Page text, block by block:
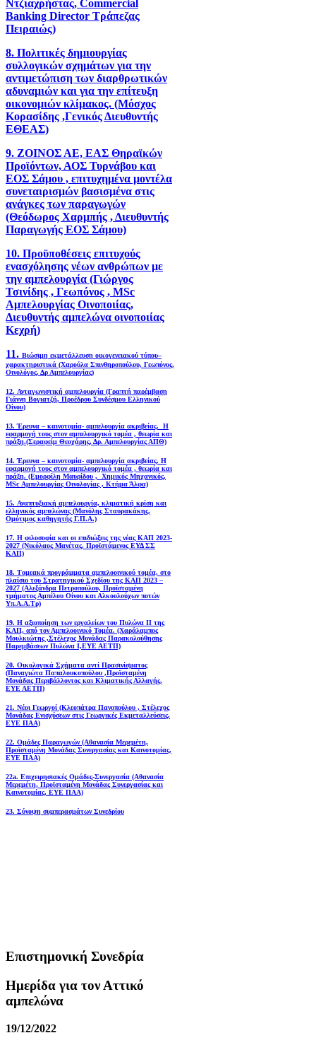
Ντζιαχρήστας, Commercial
Banking Director Τράπεζας
Πειραιώς)
8. Πολιτικές δημιουργίας
συλλογικών σχημάτων για την
αντιμετώπιση των διαρθρωτικών
αδυναμιών και για την επίτευξη
οικονομιών κλίμακος. (Μόσχος
Κορασίδης ,Γενικός Διευθυντής
ΕΘΕΑΣ)
9. ΖΟΙΝΟΣ ΑΕ, ΕΑΣ Θηραϊκών
Προϊόντων, ΑΟΣ Τυρνάβου και
ΕΟΣ Σάμου , επιτυχημένα μοντέλα
συνεταιρισμών βασισμένα στις
ανάγκες των παραγωγών
(Θεόδωρος Χαρμπής , Διευθυντής
Παραγωγής ΕΟΣ Σάμου)
10. Προϋποθέσεις επιτυχούς
ενασχόλησης νέων ανθρώπων με
την αμπελουργία (Γιώργος
Τσινίδης , Γεωπόνος , MSc
Αμπελουργίας Οινοποιίας,
Διευθυντής αμπελώνα οινοποιίας
Κεχρή)
11. Βιώσιμη εκμετάλλευση οικογενειακού τύπου–
χαρακτηριστικά (Χαρούλα Σπινθηροπούλου, Γεωπόνος,
Οινολόγος, Δρ Αμπελουργίας)
12. Ανταγωνιστική αμπελουργία (Γραπτή παρέμβαση
Γιάννη Βογιατζή, Προέδρου Συνδέσμου Ελληνικού
Οίνου)
13. Έρευνα – καινοτομία- αμπελουργία ακριβείας. Η
εφαρμογή τους στον αμπελουργικό τομέα , θεωρία και
πράξη.(Σεραφείμ Θεοχάρης, Δρ. Αμπελουργίας ΑΠΘ)
14. Έρευνα – καινοτομία- αμπελουργία ακριβείας. Η
εφαρμογή τους στον αμπελουργικό τομέα , θεωρία και
πράξη. (Εμορφίλη Μαυρίδου , Χημικός Μηχανικός,
MSc Αμπελουργίας Οινολογίας , Κτήμα Άλφα)
15. Αναπτυξιακή αμπελουργία, κλιματική κρίση και
ελληνικός αμπελώνας (Μανόλης Σταυρακάκης,
Ομότιμος καθηγητής Γ.Π.Α.)
17. Η φιλοσοφία και οι επιδιώξεις της νέας ΚΑΠ 2023-
2027 (Νικόλαος Μανέτας, Προϊστάμενος ΕΥΔ ΣΣ
ΚΑΠ)
18. Tομεακά προγράμματα αμπελοοινικού τομέα, στο
πλαίσιο του Στρατηγικού Σχεδίου της ΚΑΠ 2023 –
2027 (Αλεξάνδρα Πετροπούλου, Προϊσταμένη
τμήματος Αμπέλου Οίνου και Αλκοολούχων ποτών
Υπ.Α.Α.Τρ)
19. Η αξιοποίηση των εργαλείων του Πυλώνα ΙΙ της
ΚΑΠ, από τον Αμπελοοινικό Τομέα. (Χαράλαμπος
Μουλκιώτης ,Στέλεχος Μονάδας Παρακολούθησης
Παρεμβάσεων Πυλώνα Ι,ΕΥΕ ΑΕΤΠ)
20. Οικολογικά Σχήματα αντί Πρασινίσματος
(Παναγιώτα Παπαλουκοπούλου ,Προϊσταμένη
Μονάδας Περιβάλλοντος και Κλιματικής Αλλαγής,
ΕΥΕ ΑΕΤΠ)
21. Νέοι Γεωργοί (Κλεοπάτρα Πανοπούλου , Στέλεχος
Μονάδας Ενισχύσεων στις Γεωργικές Εκμεταλλεύσεις,
ΕΥΕ ΠΑΑ)
22. Ομάδες Παραγωγών (Αθανασία Μερεμέτη,
Προϊσταμένη Μονάδας Συνεργασίας και Καινοτομίας,
ΕΥΕ ΠΑΑ)
22a. Επιχειρησιακές Ομάδες-Συνεργασία (Αθανασία
Μερεμέτη, Προϊσταμένη Μονάδας Συνεργασίας και
Καινοτομίας, ΕΥΕ ΠΑΑ)
23. Σύνοψη συμπερασμάτων Συνεδρίου
Επιστημονική Συνεδρία
Ημερίδα για τον Αττικό
αμπελώνα
19/12/2022